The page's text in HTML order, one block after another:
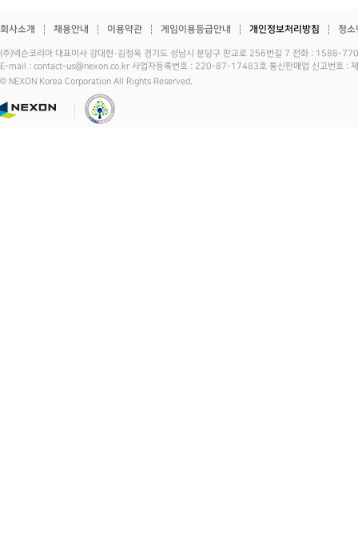
회사소개 채용안내 이용약관 게임이용등급안내 개인정보처리방침 청소
(주)넥슨코리아 대표이사 강대현·김정욱 경기도 성남시 분당구 판교로 256번길 7 전화 :
E-mail : contact-us@nexon.co.kr 사업자등록번호 : 220-87-17483호 통신판매업 신고번호 :
© NEXON Korea Corporation All Rights Reserved.